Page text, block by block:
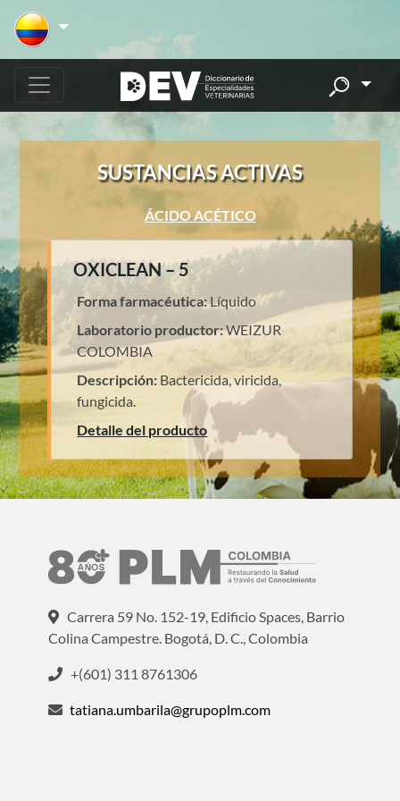
SUSTANCIAS ACTIVAS
ÁCIDO ACÉTICO
OXICLEAN – 5
Forma farmacéutica:Líquido
Laboratorio productor:WEIZUR
COLOMBIA
Descripción: Bactericida, viricida,
fungicida.
Detalle del producto
Carrera 59 No. 152-19, Edificio Spaces, Barrio
Colina Campestre. Bogotá, D. C., Colombia
+(601) 311 8761306
tatiana.umbarila@grupoplm.com